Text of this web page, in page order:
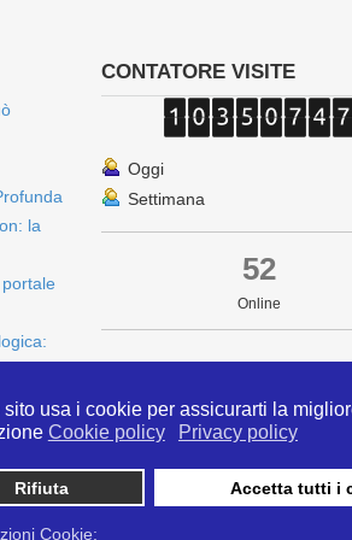
sito usa i cookie per assicurarti la
Cookie policy Privacy policy
Rifiuta Accetta tutti i
Cookie:
la
CONTATORE VISITE
Oggi
Settimana
52
Online
info@ipertermiaitalia.it tel. 331/9584817 . Il
diramato nel rispetto delle Linee Guida